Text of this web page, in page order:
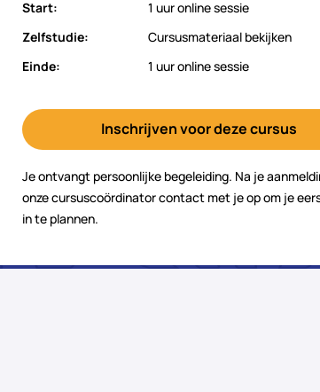
Start:
1 uur online sessie
Zelfstudie:
Cursusmateriaal bekijken
Einde:
1 uur online sessie
Inschrijven voor deze cursus
Je ontvangt persoonlijke begeleiding. Na je
onze cursuscoördinator contact met je op om je
in te plannen.